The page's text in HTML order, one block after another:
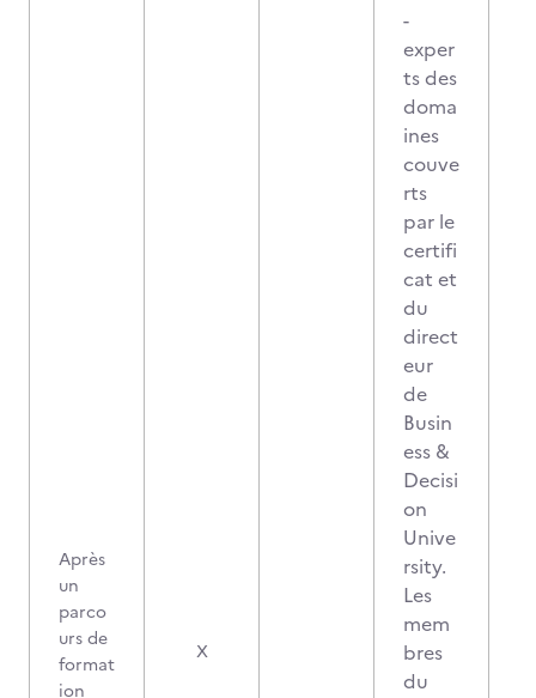
Après
un
parco
urs de
format
ion
X
-
exper
ts des
doma
ines
couve
rts
par le
certifi
cat et
du
direct
eur
de
Busin
ess &
Decisi
on
Unive
rsity.
Les
mem
bres
du